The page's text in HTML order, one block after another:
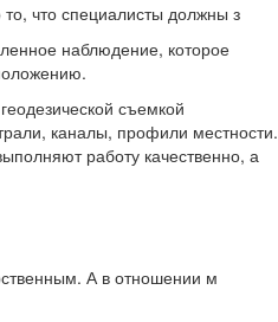
что специалисты должны з
наблюдение, которое
съемкой
каналы, профили местности.
работу качественно, а
А в отношении м